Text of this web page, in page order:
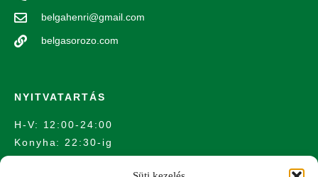
belgahenri@gmail.com
belgasorozo.com
NYITVATARTÁS
H-V: 12:00-24:00
Konyha: 22:30-ig